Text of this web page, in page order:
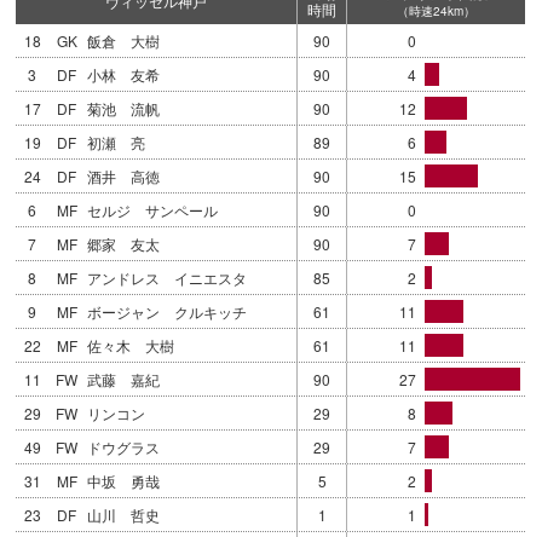
時間
（時速24km）
18 GK 飯倉 大樹 90
0
3
DF 小林 友希 90
4
17
DF 菊池 流帆 90
12
19
DF 初瀬 亮 89
6
24
DF 酒井 高徳 90
15
6
MF セルジ サンペール 90
0
7
MF 郷家 友太 90
7
8
MF アンドレス イニエスタ 85
2
9
MF ボージャン クルキッチ 61
11
22
MF 佐々木 大樹 61
11
11
FW 武藤 嘉紀 90
27
29
FW リンコン 29
8
49
FW ドウグラス 29
7
31
MF 中坂 勇哉 5
2
23
DF 山川 哲史 1 1